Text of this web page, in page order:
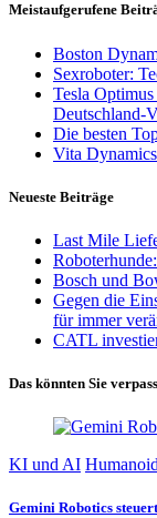
Meistaufgerufene
Boston
Sexroboter:
Tesla
Deutschland-
Die besten
Vita
Neueste Beiträge
Last Mile
Bosch und
Gegen die
für immer
CATL
Das könnten Sie
KI und AI
Gemini Robotics